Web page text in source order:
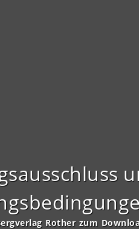
Rother zum